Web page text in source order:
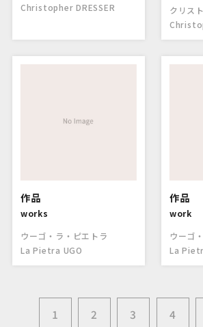
Christopher DRESSER
クリス
作品
works
ウーゴ・ラ・ピエトラ
La Pietra UGO
作品
work
ウーゴ
La
1 2 3 4